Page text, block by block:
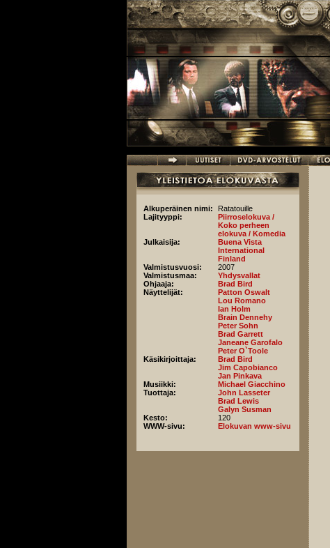
Alkuperäinen nimi:
Ratatouille
Lajityyppi:
Piirroselokuva /
Koko perheen
elokuva / Komedia
Julkaisija:
Buena Vista
International
Finland
Valmistusvuosi:
2007
Valmistusmaa:
Yhdysvallat
Ohjaaja:
Brad Bird
Näyttelijät:
Patton Oswalt
Lou Romano
Ian Holm
Brain Dennehy
Peter Sohn
Brad Garrett
Janeane Garofalo
Peter O`Toole
Käsikirjoittaja:
Brad Bird
Jim Capobianco
Jan Pinkava
Musiikki:
Michael Giacchino
Tuottaja:
John Lasseter
Brad Lewis
Galyn Susman
Kesto:
120
WWW-sivu:
Elokuvan www-sivu